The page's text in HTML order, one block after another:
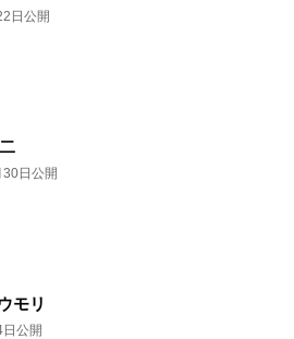
日公開
日公開
モリ
公開